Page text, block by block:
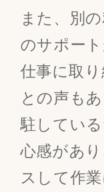
また、別
のサポー
仕事に取
との声も
駐してい
心感があ
スして作